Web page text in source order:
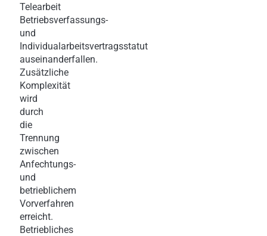
Telearbeit
Betriebsverfassungs-
und
Individualarbeitsvertragsstatut
auseinanderfallen.
Zusätzliche
Komplexität
wird
durch
die
Trennung
zwischen
Anfechtungs-
und
betrieblichem
Vorverfahren
erreicht.
Betriebliches